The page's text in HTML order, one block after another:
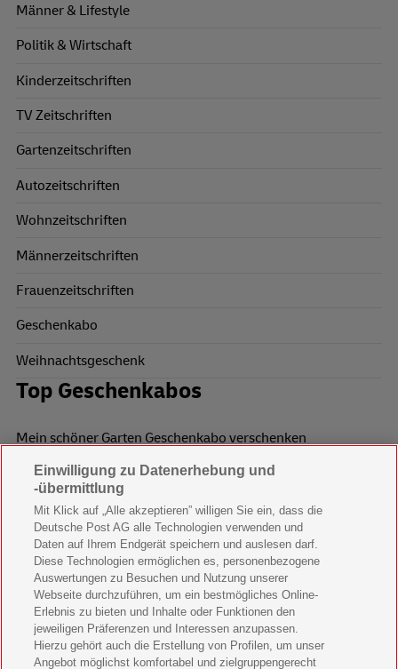
Männer & Lifestyle
Politik & Wirtschaft
Kinderzeitschriften
TV Zeitschriften
Gartenzeitschriften
Autozeitschriften
Wohnzeitschriften
Männerzeitschriften
Frauenzeitschriften
Geschenkabo
Weihnachtsgeschenk
Top Geschenkabos
Mein schöner Garten Geschenkabo verschenken
Wohnen & Garten Geschenkabo verschenken
Mein schönes Land Geschenkabo verschenken
Bild der Frau Geschenkabo verschenken
11 Freunde Geschenkabo verschenken
LEGO Ninjago Magazin Geschenkabo verschenken
Brigitte Geschenkabo verschenken
Einwilligung zu Datenerhebung und
-übermittlung
Mit Klick auf „Alle akzeptieren” willigen Sie ein, dass die
Deutsche Post AG alle Technologien verwenden und
Daten auf Ihrem Endgerät speichern und auslesen darf.
Diese Technologien ermöglichen es, personenbezogene
Auswertungen zu Besuchen und Nutzung unserer
Webseite durchzuführen, um ein bestmögliches Online-
Erlebnis zu bieten und Inhalte oder Funktionen den
jeweiligen Präferenzen und Interessen anzupassen.
Hierzu gehört auch die Erstellung von Profilen, um unser
Angebot möglichst komfortabel und zielgruppengerecht